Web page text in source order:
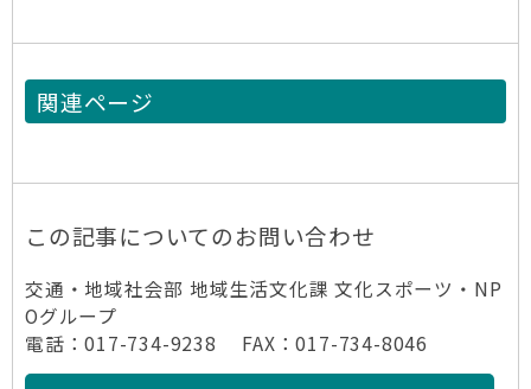
関連ページ
この記事についてのお問い合わせ
交通・地域社会部 地域生活文化課 文化スポーツ・NP
Oグループ
電話：017-734-9238 FAX：017-734-8046